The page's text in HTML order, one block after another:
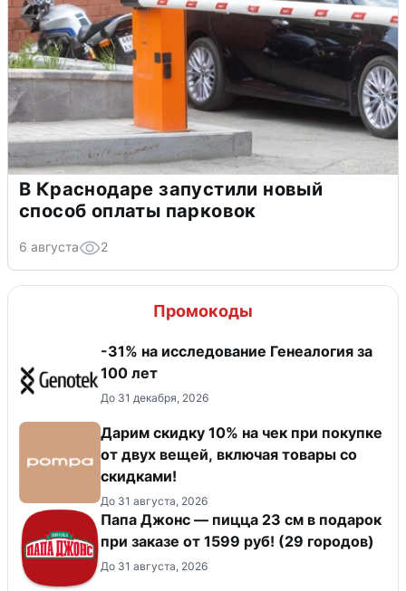
В Краснодаре запустили новый
способ оплаты парковок
6 августа 2
Промокоды
-31% на исследование Генеалогия за
100 лет
До 31 декабря, 2026
Дарим скидку 10% на чек при покупке
от двух вещей, включая товары со
скидками!
До 31 августа, 2026
Папа Джонс — пицца 23 см в подарок
при заказе от 1599 руб! (29 городов)
До 31 августа, 2026